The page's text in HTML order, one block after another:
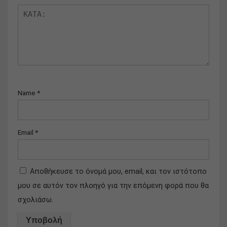
Name *
Email *
Αποθήκευσε το όνομά μου, email, και τον ιστότοπο
μου σε αυτόν τον πλοηγό για την επόμενη φορά που θα
σχολιάσω.